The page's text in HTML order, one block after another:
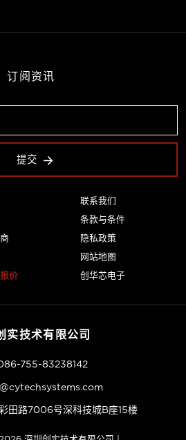
价
联系我们
条款与条件
隐私政策
网站地图
创华芯电子
订阅资讯
提交
实技术有限公司
755-83238142
田路7006号深科技城B座15楼